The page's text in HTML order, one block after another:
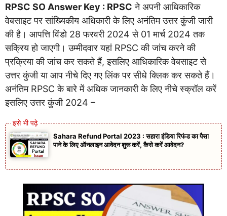
RPSC SO Answer Key : RPSC ने अपनी आधिकारिक
वेबसाइट पर सांख्यिकीय अधिकारी के लिए अनंतिम उत्तर कुंजी जारी
की है। आपत्ति विंडो 28 फरवरी 2024 से 01 मार्च 2024 तक
सक्रिय हो जाएगी। उम्मीदवार यहां RPSC की जांच करने की
प्रक्रिया की जांच कर सकते हैं, इसलिए आधिकारिक वेबसाइट से
उत्तर कुंजी या आप नीचे दिए गए लिंक पर सीधे क्लिक कर सकते हैं।
अनंतिम RPSC के बारे में अधिक जानकारी के लिए नीचे स्क्रॉल करें
इसलिए उत्तर कुंजी 2024 –
Sahara Refund Portal 2023 : सहारा इंडिया रिफंड का पैसा
पाने के लिए ऑनलाइन आवेदन शुरू करें, कैसे करें आवेदन?